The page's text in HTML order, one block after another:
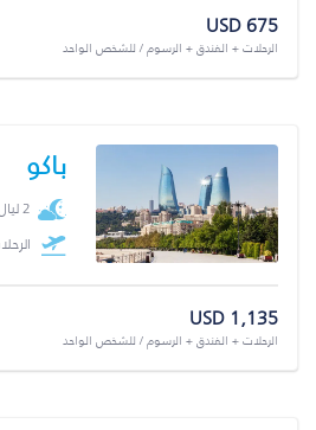
USD 675
الرحلات + الفندق + الرسوم / للشخص الواحد
باكو
2 ليال
USD 1,135
الرحلات + الفندق + الرسوم / للشخص الواحد